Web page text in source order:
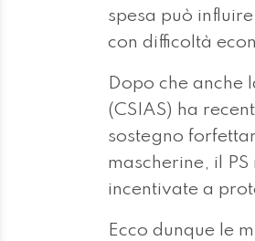
spesa può
con difficoltà
Dopo che anche
(CSIAS) ha
sostegno
mascherine, il
incentivate a
Ecco dunque le